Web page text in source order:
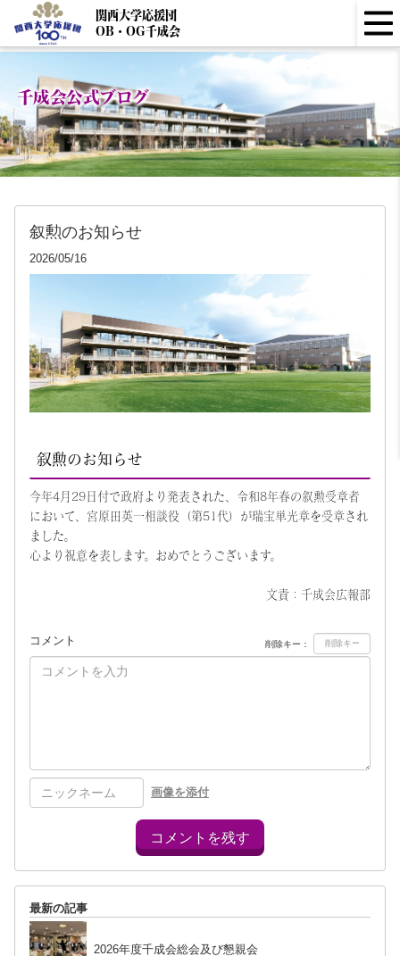
関西大学応援団
OB・OG千成会
千成会公式ブログ
叙勲のお知らせ
2026/05/16
叙勲のお知らせ
今年4月29日付で政府より発表された、令和8年春の叙勲受章者
において、宮原田英一相談役（第51代）が瑞宝単光章を受章され
ました。
心より祝意を表します。おめでとうございます。
文責：千成会広報部
コメント 削除キー：
画像を添付
コメントを残す
最新の記事
2026年度千成会総会及び懇親会